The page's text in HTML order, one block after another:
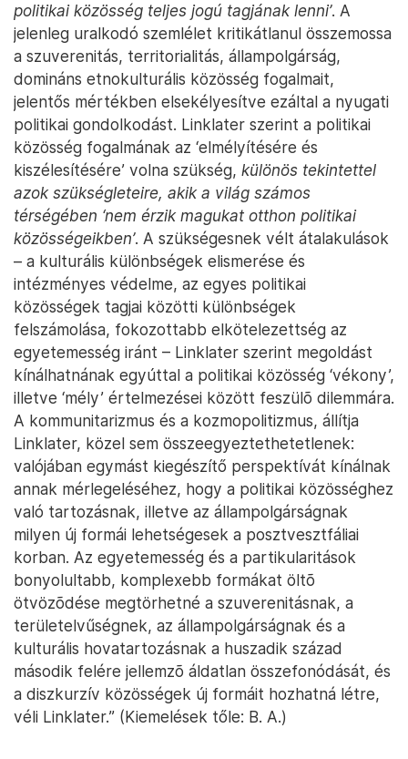
politikai közösség teljes jogú tagjának lenni’. A
jelenleg uralkodó szemlélet kritikátlanul összemossa
a szuverenitás, territorialitás, állampolgárság,
domináns etnokulturális közösség fogalmait,
jelentős mértékben elsekélyesítve ezáltal a nyugati
politikai gondolkodást. Linklater szerint a politikai
közösség fogalmának az ‘elmélyítésére és
kiszélesítésére’ volna szükség, különös tekintettel
azok szükségleteire, akik a világ számos
térségében ‘nem érzik magukat otthon politikai
közösségeikben’. A szükségesnek vélt átalakulások
– a kulturális különbségek elismerése és
intézményes védelme, az egyes politikai
közösségek tagjai közötti különbségek
felszámolása, fokozottabb elkötelezettség az
egyetemesség iránt – Linklater szerint megoldást
kínálhatnának egyúttal a politikai közösség ‘vékony’,
illetve ‘mély’ értelmezései között feszülõ dilemmára.
A kommunitarizmus és a kozmopolitizmus, állítja
Linklater, közel sem összeegyeztethetetlenek:
valójában egymást kiegészítő perspektívát kínálnak
annak mérlegeléséhez, hogy a politikai közösséghez
való tartozásnak, illetve az állampolgárságnak
milyen új formái lehetségesek a posztvesztfáliai
korban. Az egyetemesség és a partikularitások
bonyolultabb, komplexebb formákat öltõ
ötvözõdése megtörhetné a szuverenitásnak, a
területelvűségnek, az állampolgárságnak és a
kulturális hovatartozásnak a huszadik század
második felére jellemzõ áldatlan összefonódását, és
a diszkurzív közösségek új formáit hozhatná létre,
véli Linklater.” (Kiemelések tőle: B. A.)